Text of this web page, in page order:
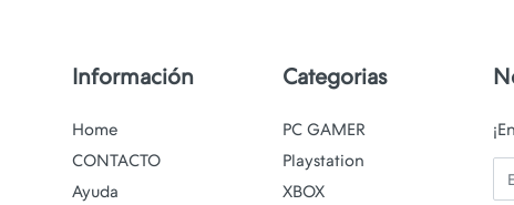
Información
Home
CONTACTO
Ayuda
Categorias
PC GAMER
Playstation
XBOX